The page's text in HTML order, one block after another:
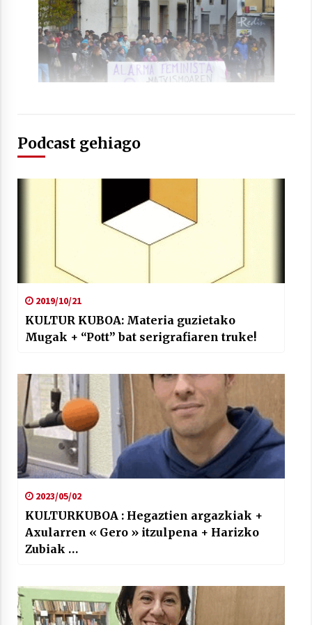
2021/06/30
Podcast gehiago
2019/10/21
KULTUR KUBOA: Materia guzietako
Mugak + “Pott” bat serigrafiaren truke!
2023/05/02
KULTURKUBOA : Hegaztien argazkiak +
Axularren « Gero » itzulpena + Harizko
Zubiak …